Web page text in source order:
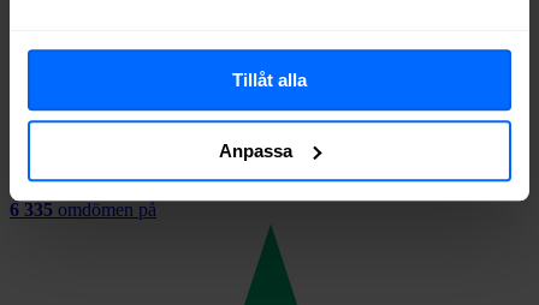
Tillåt alla
Anpassa
6 335 omdömen på